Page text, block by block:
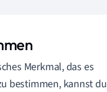
Merkmal, das es
bestimmen, kannst du